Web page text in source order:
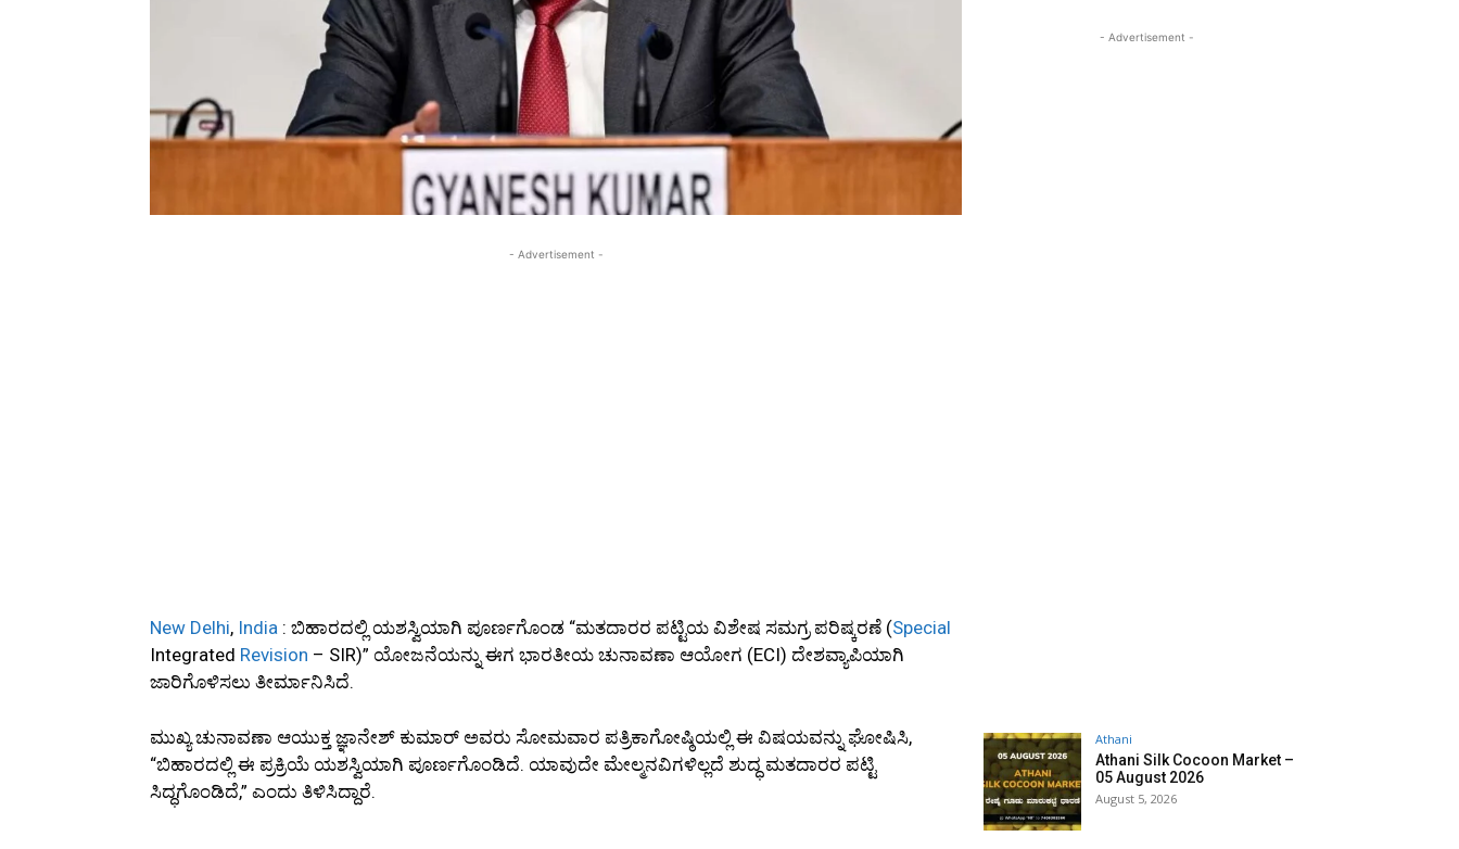
- Advertisement -
New Delhi, India : ಬಿಹಾರದಲ್ಲಿ ಯಶಸ್ವಿಯಾಗಿ ಪೂರ್ಣಗೊಂಡ “ಮತದಾರರ ಪಟ್ಟಿಯ ವಿಶೇಷ ಸಮಗ್ರ ಪರಿಷ್ಕರಣೆ (Special
Integrated Revision – SIR)” ಯೋಜನೆಯನ್ನು ಈಗ ಭಾರತೀಯ ಚುನಾವಣಾ ಆಯೋಗ (ECI) ದೇಶವ್ಯಾಪಿಯಾಗಿ
ಜಾರಿಗೊಳಿಸಲು ತೀರ್ಮಾನಿಸಿದೆ.
ಮುಖ್ಯ ಚುನಾವಣಾ ಆಯುಕ್ತ ಜ್ಞಾನೇಶ್ ಕುಮಾರ್ ಅವರು ಸೋಮವಾರ ಪತ್ರಿಕಾಗೋಷ್ಠಿಯಲ್ಲಿ ಈ ವಿಷಯವನ್ನು ಘೋಷಿಸಿ,
“ಬಿಹಾರದಲ್ಲಿ ಈ ಪ್ರಕ್ರಿಯೆ ಯಶಸ್ವಿಯಾಗಿ ಪೂರ್ಣಗೊಂಡಿದೆ. ಯಾವುದೇ ಮೇಲ್ಮನವಿಗಳಿಲ್ಲದೆ ಶುದ್ಧ ಮತದಾರರ ಪಟ್ಟಿ
ಸಿದ್ಧಗೊಂಡಿದೆ,” ಎಂದು ತಿಳಿಸಿದ್ದಾರೆ.
- Advertisement -
Athani
Athani Silk Cocoon Market –
05 August 2026
August 5, 2026